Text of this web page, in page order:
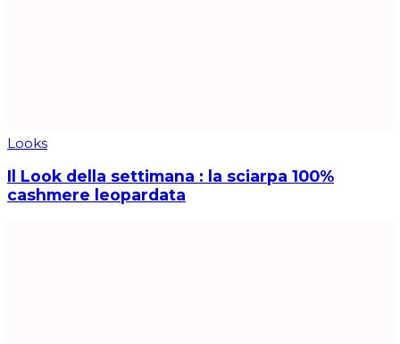
Looks
Il Look della settimana : la sciarpa 100%
cashmere leopardata